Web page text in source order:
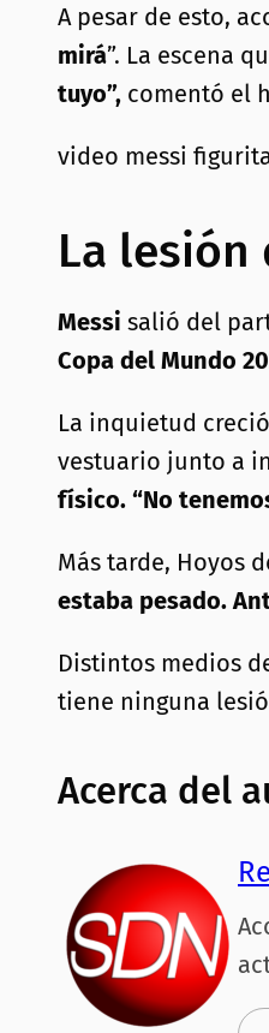
A pesar de esto,
mirá”. La escena
tuyo”, comentó el
video messi
La lesión
Messi salió del
Copa del Mundo
La inquietud
vestuario junto a
físico. “No
Más tarde, Hoyos
estaba pesado.
Distintos medios
tiene ninguna
Acerca del